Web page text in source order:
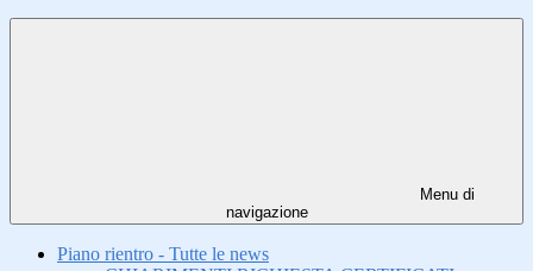
Menu di
navigazione
Piano rientro - Tutte le news